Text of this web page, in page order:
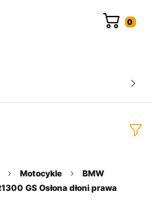
Motocykle
BMW
GS Osłona dłoni prawa